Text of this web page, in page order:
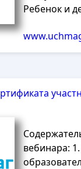
Ребенок и
вебинара: